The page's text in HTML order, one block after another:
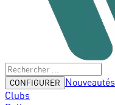
CONFIGURER
Nouveautés
Clubs